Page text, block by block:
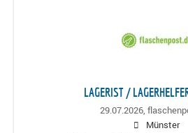
LAGERIST /
29.07.2026,
Münster